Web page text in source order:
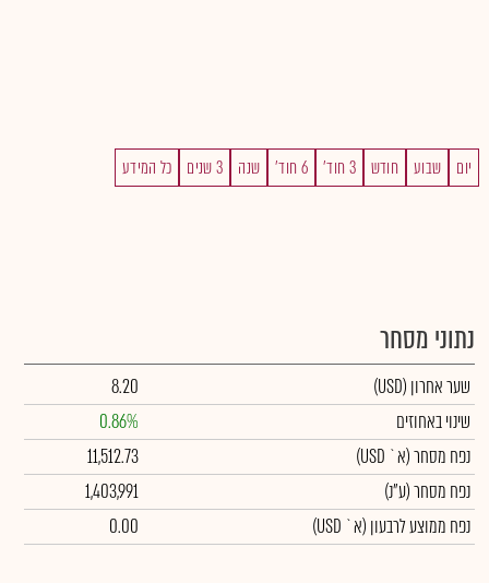
יום שבוע חודש 3 חוד' 6 חוד' שנה 3 שנים כל המידע
נתוני מסחר
שער אחרון (USD)
8.20
שינוי באחוזים
0.86%
נפח מסחר(א` USD)
11,512.73
נפח מסחר(ע"נ)
1,403,991
נפח ממוצע לרבעון (א` USD)
0.00